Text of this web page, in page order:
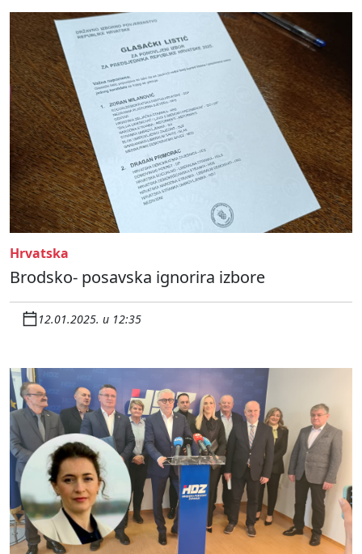
Hrvatska
Brodsko- posavska ignorira izbore
12.01.2025. u 12:35